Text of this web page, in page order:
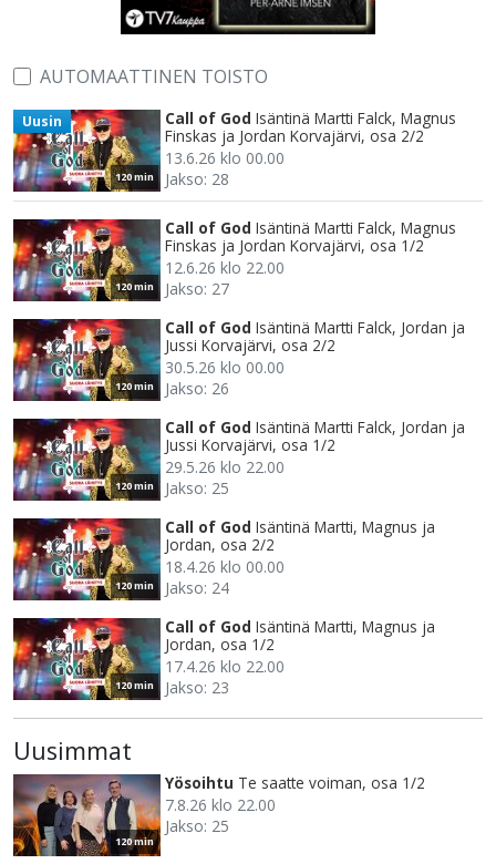
AUTOMAATTINEN TOISTO
120 min
Uusin Call of God Isäntinä Martti Falck, Magnus
Finskas ja Jordan Korvajärvi, osa 2/2
13.6.26 klo 00.00
Jakso: 28
120 min
Call of God Isäntinä Martti Falck, Magnus
Finskas ja Jordan Korvajärvi, osa 1/2
12.6.26 klo 22.00
Jakso: 27
120 min
Call of God Isäntinä Martti Falck, Jordan ja
Jussi Korvajärvi, osa 2/2
30.5.26 klo 00.00
Jakso: 26
120 min
Call of God Isäntinä Martti Falck, Jordan ja
Jussi Korvajärvi, osa 1/2
29.5.26 klo 22.00
Jakso: 25
120 min
Call of God Isäntinä Martti, Magnus ja
Jordan, osa 2/2
18.4.26 klo 00.00
Jakso: 24
120 min
Call of God Isäntinä Martti, Magnus ja
Jordan, osa 1/2
17.4.26 klo 22.00
Jakso: 23
Uusimmat
120 min
Yösoihtu Te saatte voiman, osa 1/2
7.8.26 klo 22.00
Jakso: 25